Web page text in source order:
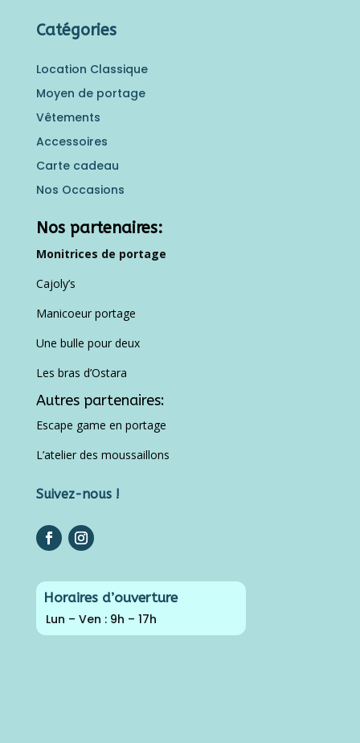
Catégories
Location Classique
Moyen de portage
Vêtements
Accessoires
Carte cadeau
Nos Occasions
Nos partenaires:
Monitrices de portage
Cajoly’s
Manicoeur portage
Une bulle pour deux
Les bras d’Ostara
Autres partenaires:
Escape game en portage
L’atelier des moussaillons
Suivez-nous !
Horaires d’ouverture
Lun – Ven : 9h – 17h